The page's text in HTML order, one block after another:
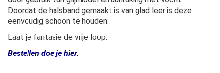
Doordat de halsband gemaakt is van glad leer is deze
eenvoudig schoon te houden.
Laat je fantasie de vrije loop.
Bestellen doe je hier.